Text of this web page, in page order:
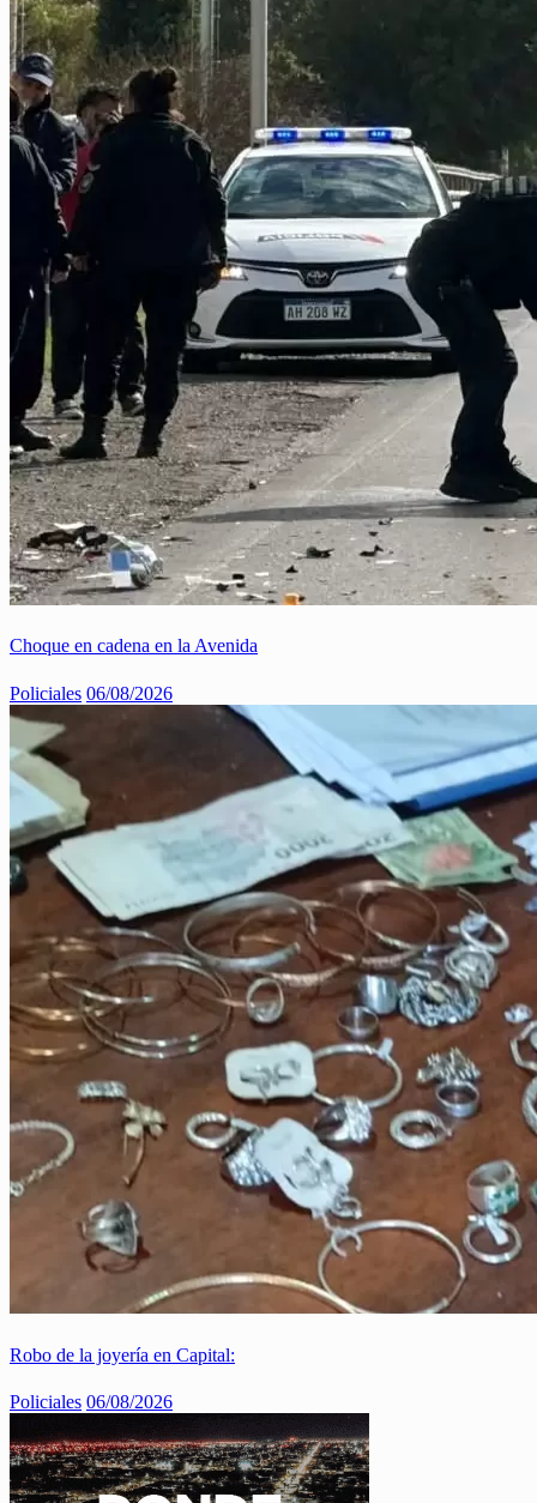
Choque en cadena en la Avenida
Policiales 06/08/2026
Robo de la joyería en Capital:
Policiales 06/08/2026